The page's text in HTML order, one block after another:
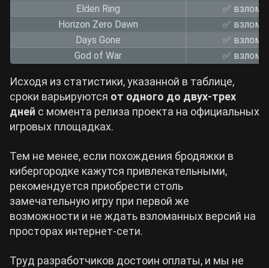
Elden Ring
✅
Horizon Zero Dawn
✅
Days Gone
✅
God of War
✅
Исходя из статистики, указанной в таблице,
сроки варьируются от одного до двух-трех
дней с момента релиза проекта на официальных
игровых площадках.
Тем не менее, если похождения бродяжки в
кибергородке кажутся привлекательными,
рекомендуется приобрести столь
замечательную игру при первой же
возможности и не ждать взломанных версий на
просторах интернет-сети.
Труд разработчиков достоин оплаты, и мы не